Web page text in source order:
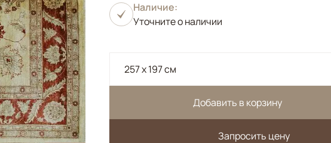
Наличие:
Уточните о наличии
257 x 197 см
Добавить в корзину
Запросить цену